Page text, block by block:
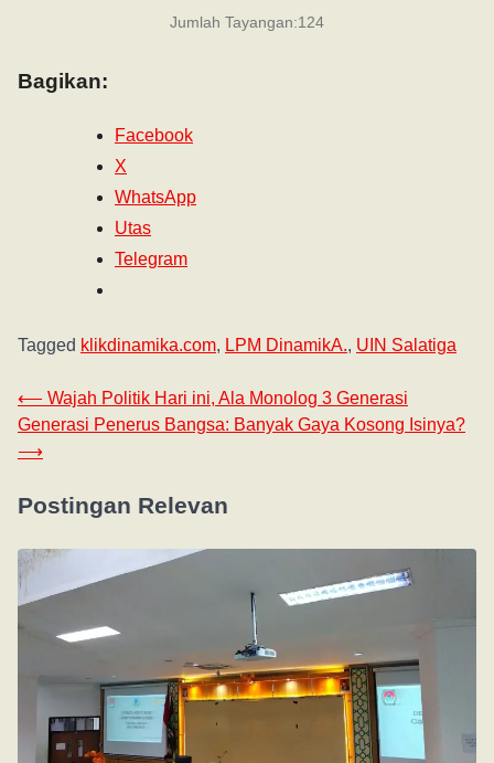
Jumlah Tayangan:124
Bagikan:
Facebook
X
WhatsApp
Utas
Telegram
Tagged klikdinamika.com, LPM DinamikA., UIN Salatiga
⟵ Wajah Politik Hari ini, Ala Monolog 3 Generasi
Generasi Penerus Bangsa: Banyak Gaya Kosong Isinya?
⟶
Postingan Relevan